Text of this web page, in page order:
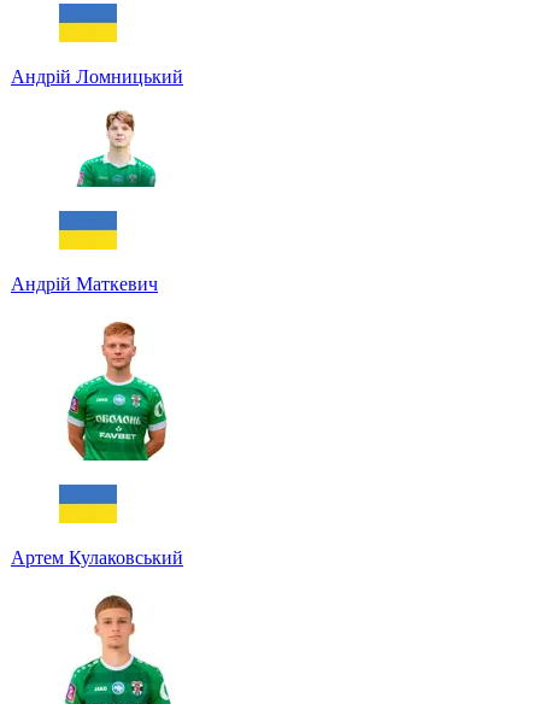
Андрій Ломницький
Андрій Маткевич
Артем Кулаковський